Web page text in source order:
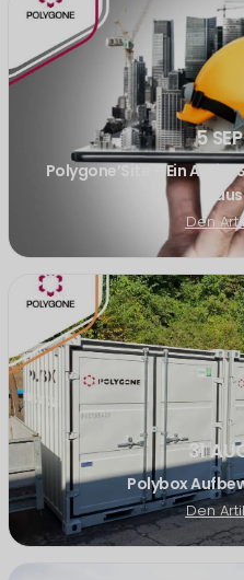
5
Polygone’Site – Ein All-
Den
31
Polybox
Den